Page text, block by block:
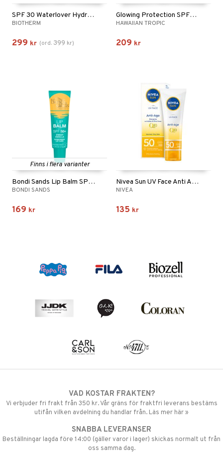
SPF 30 Waterlover Hydrating Sun Milk
BIOTHERM
299 kr (ord. 399 kr)
Glowing Protection SPF50 Face Cream
HAWAIIAN TROPIC
209 kr
Finns i flera varianter
Bondi Sands Lip Balm SPF 50+
BONDI SANDS
169 kr
Nivea Sun UV Face Anti Age Q10 Cream Spf 50
NIVEA
135 kr
VAD KOSTAR FRAKTEN?
Vi erbjuder fri frakt från 350 kr. Vår gräns för fraktfri leverans bestäms
utifån vilken avdelning du handlar från. Läs mer här »
SNABBA LEVERANSER
Beställningar lagda före 14:00 (gäller varor i lager) skickas normalt ut från
oss samma dag.